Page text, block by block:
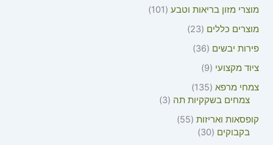
מוצרי מזון בריאות וטבע
101
מוצרים כללים
23
פירות יבשים
36
ציוד מקצועי
9
צמחי מרפא 135
צמחים בשקקיות תה
3
קופסאות ואריזות 55
בקבוקים
30